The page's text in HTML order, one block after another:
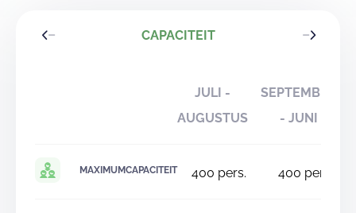
CAPACITEIT
JULI -
AUGUSTUS
SEPTEMBER
- JUNI
MAXIMUMCAPACITEIT 400 pers. 400 pers.